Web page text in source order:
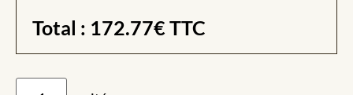
Total : 172.77€ TTC